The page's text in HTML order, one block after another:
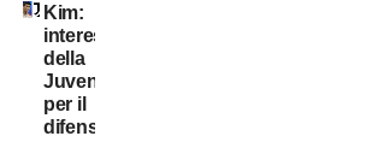
Kim:
interessamento
della
Juventus
per il
difensore